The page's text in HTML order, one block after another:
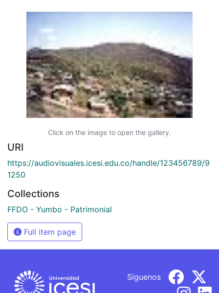
Click on the image to open the gallery.
URI
https://audiovisuales.icesi.edu.co/handle/123456789/9
1250
Collections
FFDO - Yumbo - Patrimonial
Full item page
Síguenos